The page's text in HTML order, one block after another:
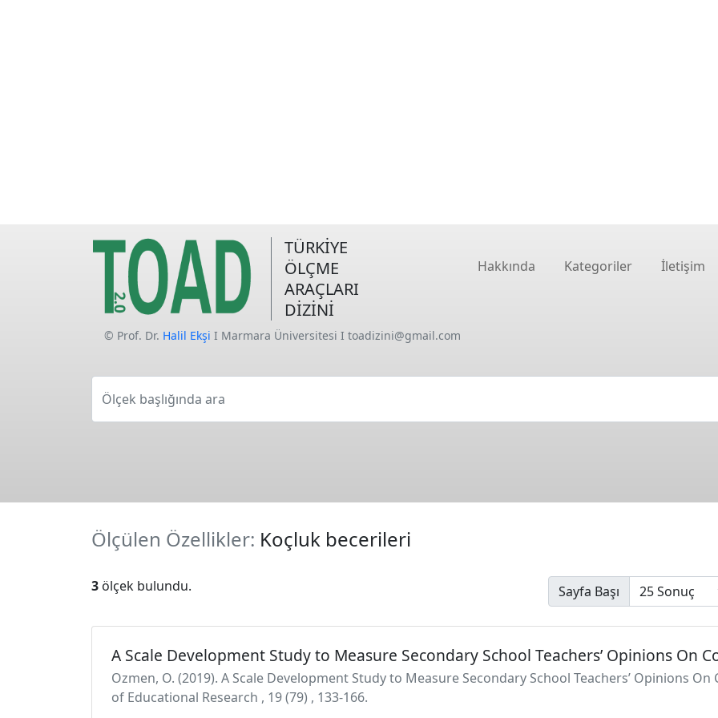
TÜRKİYE
ÖLÇME
ARAÇLARI
DİZİNİ
Hakkında Kategoriler İletişim
© Prof. Dr. Halil Ekşi I Marmara Üniversitesi I toadizini@gmail.com
Ölçek başlığında ara
Ölçülen Özellikler: Koçluk becerileri
3 ölçek bulundu. Sayfa Başı
A Scale Development Study to Measure Secondary School Teachers’ Opinions On
Ozmen, O. (2019). A Scale Development Study to Measure Secondary School Teachers’ Opinions
of Educational Research , 19 (79) , 133-166.